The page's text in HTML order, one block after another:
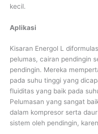
kecil.
Aplikasi
Kisaran Energol L
pelumas, cairan pendingin
pendingin. Mereka
pada suhu tinggi yang
fluiditas yang baik pada
Pelumasan yang sangat
dalam kompresor serta
sistem oleh pendingin,